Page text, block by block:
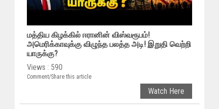
மத்திய கிழக்கில் ஈரானின் விஸ்வரூபம்!
அமெரிக்காவுக்கு விழுந்த பலத்த அடி! இறுதி வெற்றி
யாருக்கு?
Views : 590
Comment/Share this article
Watch Here